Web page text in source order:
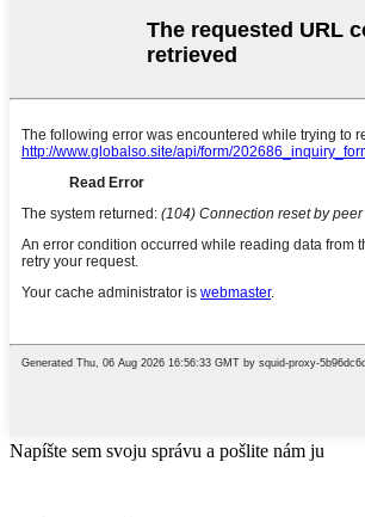
Napíšte sem svoju správu a pošlite nám ju